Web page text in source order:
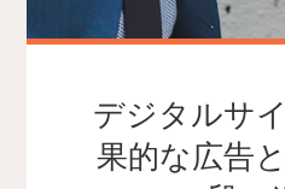
デジタルサ
果的な広告